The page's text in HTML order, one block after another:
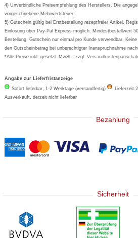
Eucerin
Basica
4) Unverbindliche Preisempfehlung des Herstellers. Die
vorgeschriebene Mehrwertsteuer.
5) Gutschein gültig bei Erstbestellung rezeptfreier Artikel.
Einlösung über Pay-Pal Express möglich. Mindestbestellwert
Bestellung. Gutschein nur einmal pro Kunde verwendbar.
den Gutscheinbetrag bei unberechtigter Inanspruchnahme
*Alle Preise inkl. gesetzl. MwSt., zzgl.
Angabe zur Lieferfristanzeige
Sofort lieferbar, 1-2 Werktage (versandfertig)
Lieferzeit
Ausverkauft, derzeit nicht lieferbar
Bezahlung
Sicherheit